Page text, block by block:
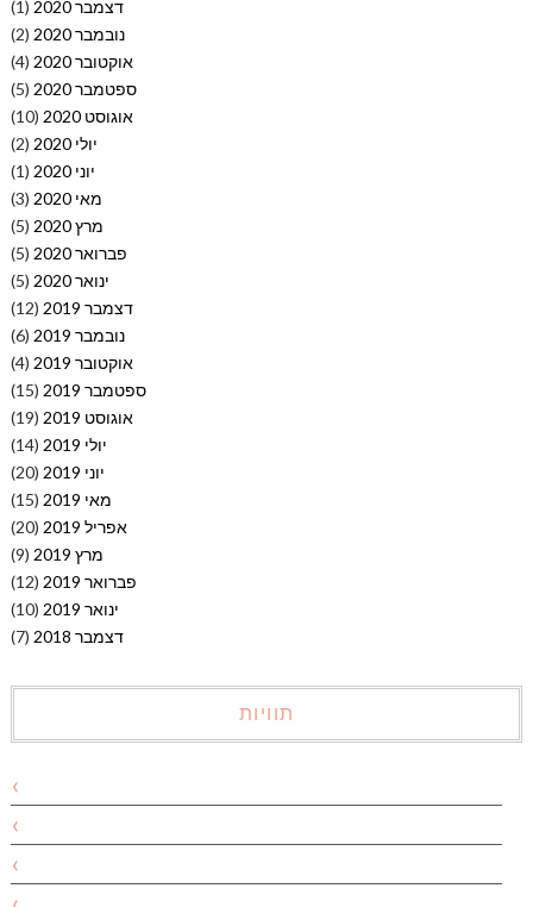
דצמבר 2020
(1)
נובמבר 2020
(2)
אוקטובר 2020
(4)
ספטמבר 2020
(5)
אוגוסט 2020
(10)
יולי 2020
(2)
יוני 2020
(1)
מאי 2020
(3)
מרץ 2020
(5)
פברואר 2020
(5)
ינואר 2020
(5)
דצמבר 2019
(12)
נובמבר 2019
(6)
אוקטובר 2019
(4)
ספטמבר 2019
(15)
אוגוסט 2019
(19)
יולי 2019
(14)
יוני 2019
(20)
מאי 2019
(15)
אפריל 2019
(20)
מרץ 2019
(9)
פברואר 2019
(12)
ינואר 2019
(10)
דצמבר 2018
(7)
תוויות